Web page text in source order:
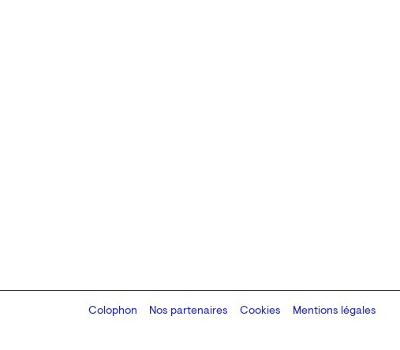
Colophon
Design:Marcel Kaczmarek, code:8080.studio
Nos partenaires Cookies Mentions légales